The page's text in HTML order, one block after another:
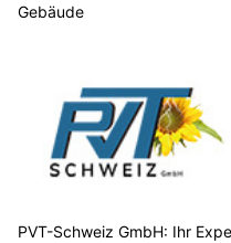
Gebäude
PVT-Schweiz GmbH: Ihr